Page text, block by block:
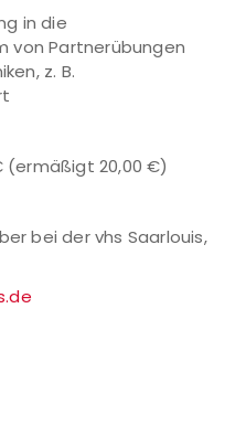
in die
von Partnerübungen
z. B.
(ermäßigt 20,00 €)
bei der vhs Saarlouis,